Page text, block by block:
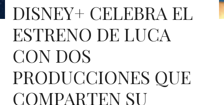
DISNEY+ CELEBRA EL
ESTRENO DE LUCA
CON DOS
PRODUCCIONES QUE
COMPARTEN SU